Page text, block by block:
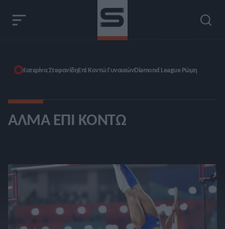
Κατερίνα ΣτεφανίδηΕπί Κοντώ ΓυναικώνDiamond League Ρώμη
ΆΛΜΑ ΕΠΊ ΚΟΝΤΏ